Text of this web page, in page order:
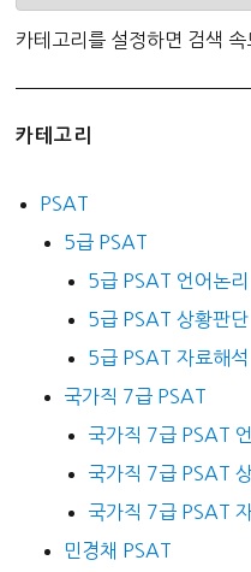
카테고리를 설정하면 검색
카테고리
PSAT
5급 PSAT
5급 PSAT 언어논리
5급 PSAT 상황판단
5급 PSAT 자료해석
국가직 7급 PSAT
국가직 7급 PSAT
국가직 7급 PSAT
국가직 7급 PSAT
민경채 PSAT